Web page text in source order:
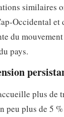
similaires
Occidental
du
pays.
plus de
peu plus de 5